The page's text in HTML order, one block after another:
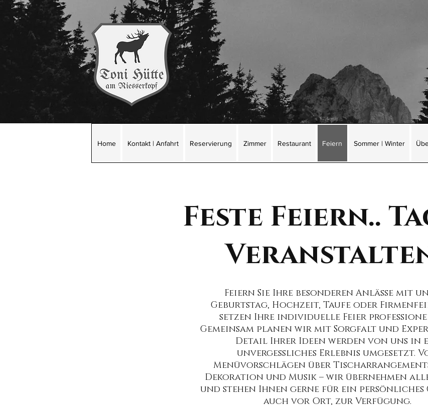
Home Kontakt | Anfahrt Reservierung Zimmer Restaurant Feiern Sommer | Winter
Feste Feiern..
Feiern Sie Ihre besonderen Anlässe mit
Geburtstag, Hochzeit, Taufe oder
setzen Ihre individuelle Feier
Gemeinsam planen wir mit Sorgfalt und
Detail Ihrer Ideen werden von uns in
unvergessliches Erlebnis umgesetzt.
Menüvorschlägen über
Dekoration und Musik – wir übernehmen
und stehen Ihnen gerne für ein persönliches
auch vor Ort, zur Verfügung.